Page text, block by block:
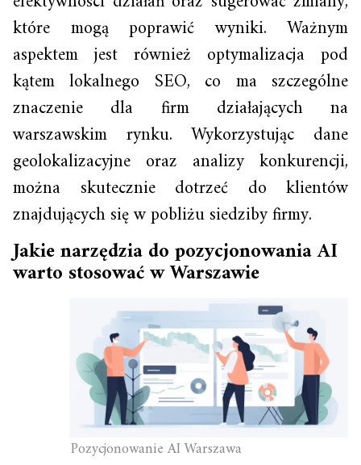
które mogą poprawić wyniki. Ważnym
aspektem jest również optymalizacja pod
kątem lokalnego SEO, co ma szczególne
znaczenie dla firm działających na
warszawskim rynku. Wykorzystując dane
geolokalizacyjne oraz analizy konkurencji,
można skutecznie dotrzeć do klientów
znajdujących się w pobliżu siedziby firmy.
Jakie narzędzia do pozycjonowania AI
warto stosować w Warszawie
Pozycjonowanie AI Warszawa